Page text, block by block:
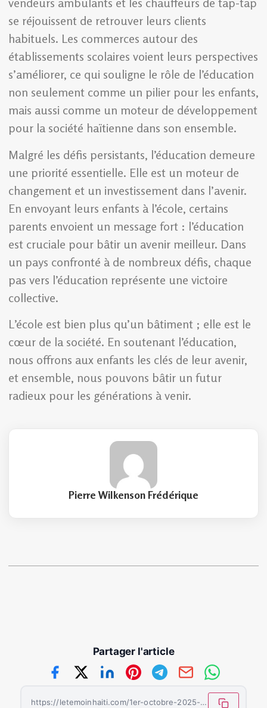
se réjouissent de retrouver leurs clients
habituels. Les commerces autour des
établissements scolaires voient leurs perspectives
s’améliorer, ce qui souligne le rôle de l’éducation
non seulement comme un pilier pour les enfants,
mais aussi comme un moteur de développement
pour la société haïtienne dans son ensemble.
Malgré les défis persistants, l’éducation demeure
une priorité essentielle. Elle est un moteur de
changement et un investissement dans l’avenir.
En envoyant leurs enfants à l’école, certains
parents envoient un message fort : l’éducation
est cruciale pour bâtir un avenir meilleur. Dans
un pays confronté à de nombreux défis, chaque
pas vers l’éducation représente une victoire
collective.
L’école est bien plus qu’un bâtiment ; elle est le
cœur de la société. En soutenant l’éducation,
nous offrons aux enfants les clés de leur avenir,
et ensemble, nous pouvons bâtir un futur
radieux pour les générations à venir.
Pierre Wilkenson Frédérique
Partager l'article
https://letemoinhaiti.com/1er-octobre-2025-rentree-officielle-des-classes-en-haiti/